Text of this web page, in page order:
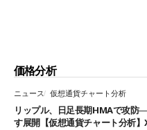
価格分析
ニュース 仮想通貨チャート分析
リップル、日足長期HMAで攻防
す展開【仮想通貨チャート分析】